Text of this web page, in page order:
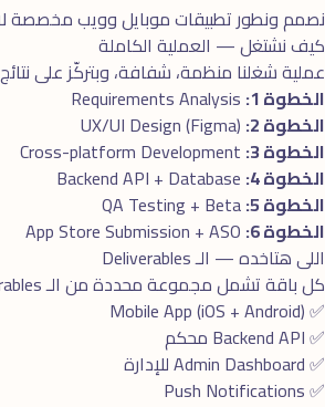
نصمم ونطور تطبيقات موبايل وويب مخصصة
كيف نشتغل — العملية الكاملة
عملية شغلنا منظمة، شفافة، وبتركّز على
الخطوة 1:
الخطوة 2:
الخطوة 3:
الخطوة 4:
الخطوة 5:
الخطوة 6:
اللى هتاخده — الـ Deliverables
كل باقة تشمل مجموعة محددة من الـ Deliverables، الكل واضح ومحدد بدون مفاجآت:
✅ Mobile App (iOS + Android)
✅ Backend API محكم
✅ Admin Dashboard للإدارة
✅ Push Notifications